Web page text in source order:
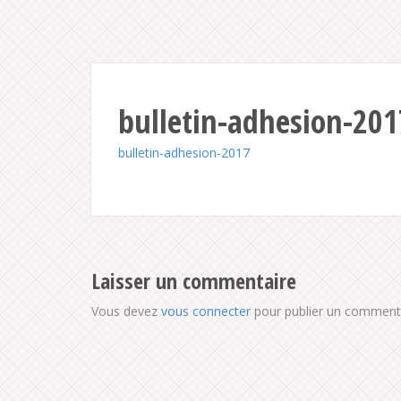
bulletin-adhesion-
bulletin-adhesion-2017
Laisser un commentaire
Vous devez vous connecter pour publier un